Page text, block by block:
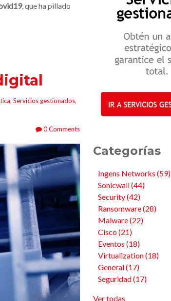
, que ha pillado
, Servicios gestionados,
0 Comments
Categorías
Ingens Networks(59)
Sonicwall(44)
Security(42)
Ransomware(28)
Malware(22)
Cisco(21)
Eventos(18)
Virtualization(18)
General(17)
Seguridad(17)
Ver todas